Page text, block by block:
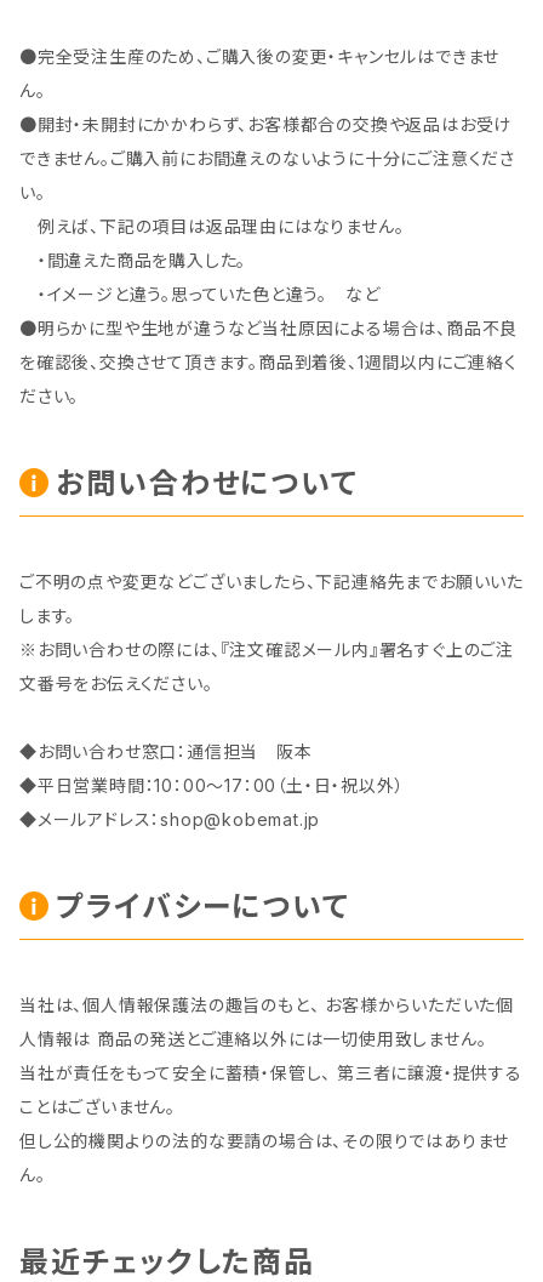
●完全受注生産のため、ご購入後の変更・キャンセルはできませ
ん。
●開封・未開封にかかわらず、お客様都合の交換や返品はお受け
できません。ご購入前にお間違えのないように十分にご注意くださ
い。
例えば、下記の項目は返品理由にはなりません。
・間違えた商品を購入した。
・イメージと違う。思っていた色と違う。 など
●明らかに型や生地が違うなど当社原因による場合は、商品不良
を確認後、交換させて頂きます。商品到着後、1週間以内にご連絡く
ださい。
お問い合わせについて
ご不明の点や変更などございましたら、下記連絡先までお願いいた
します。
※お問い合わせの際には、『注文確認メール内』署名すぐ上のご注
文番号をお伝えください。
◆お問い合わせ窓口：通信担当 阪本
◆平日営業時間：10：00～17：00（土・日・祝以外）
◆メールアドレス：shop@kobemat.jp
プライバシーについて
当社は、個人情報保護法の趣旨のもと、 お客様からいただいた個
人情報は 商品の発送とご連絡以外には一切使用致しません。
当社が責任をもって安全に蓄積・保管し、 第三者に譲渡・提供する
ことはございません。
但し公的機関よりの法的な要請の場合は、その限りではありませ
ん。
最近チェックした商品